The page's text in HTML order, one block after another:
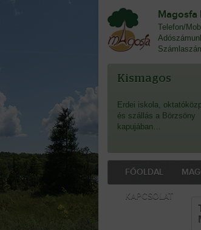
Magosfa
Telefon/
Kismagos
Erdei iskola,
és szállás a Börzsöny
kapujában…
FŐOLDAL
KAPCSOLAT